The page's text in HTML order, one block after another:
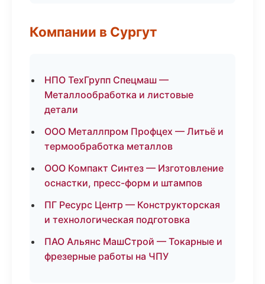
Компании в Сургут
НПО ТехГрупп Спецмаш —
Металлообработка и листовые
детали
ООО Металлпром Профцех — Литьё и
термообработка металлов
ООО Компакт Синтез — Изготовление
оснастки, пресс-форм и штампов
ПГ Ресурс Центр — Конструкторская
и технологическая подготовка
ПАО Альянс МашСтрой — Токарные и
фрезерные работы на ЧПУ